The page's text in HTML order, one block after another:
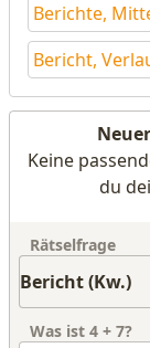
Berichte,
Bericht,
Keine
du
Rätselfrage
Was ist 4 + 7?